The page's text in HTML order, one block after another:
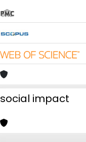
social impact